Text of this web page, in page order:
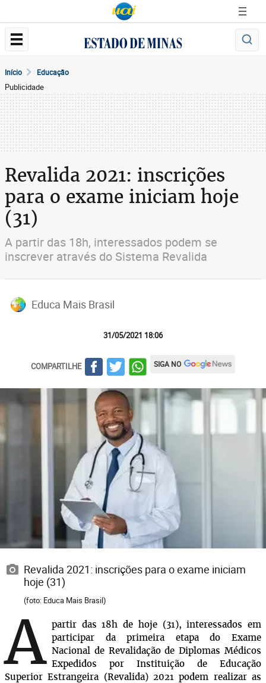
Início Educação
Publicidade
Revalida 2021: inscrições
para o exame iniciam hoje
(31)
A partir das 18h, interessados podem se
inscrever através do Sistema Revalida
Educa Mais Brasil
31/05/2021 18:06
COMPARTILHE SIGA NO
Revalida 2021: inscrições para o exame iniciam
hoje (31)
(foto: Educa Mais Brasil)
A partir das 18h de hoje (31), interessados em
participar da primeira etapa do Exame
Nacional de Revalidação de Diplomas Médicos
Expedidos por Instituição de Educação
Superior Estrangeira (Revalida) 2021 podem realizar as